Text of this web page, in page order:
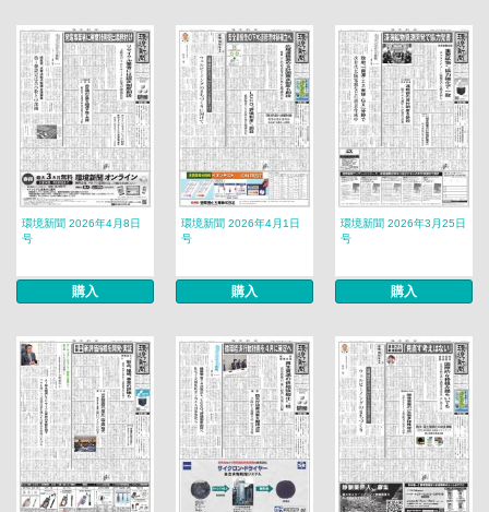
環境新聞 2026年4月8日
号
購入
環境新聞 2026年4月1日
号
購入
環境新聞 2026年3月25日
号
購入